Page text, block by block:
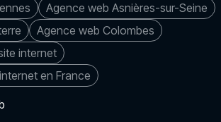
Agence web Asnières-sur-Seine
Agence web Colombes
internet
en France